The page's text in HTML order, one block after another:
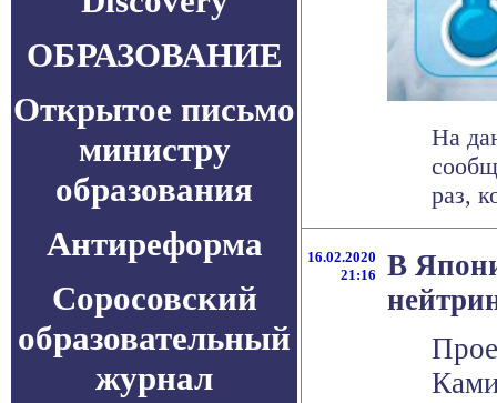
ОБРАЗОВАНИЕ
Открытое письмо
министру
образования
Антиреформа
Соросовский
образовательный
журнал
На
раз,
16.02.2020
21:16
В